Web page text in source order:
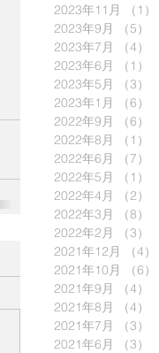
2023年11月
（1）
2023年9月
（5）
2023年7月
（4）
2023年6月
（1）
2023年5月
（3）
2023年1月
（6）
2022年9月
（6）
2022年8月
（1）
2022年6月
（7）
2022年5月
（1）
2022年4月
（2）
2022年3月
（8）
2022年2月
（3）
2021年12月
（4）
2021年10月
（6）
2021年9月
（4）
2021年8月
（4）
2021年7月
（3）
2021年6月
（3）